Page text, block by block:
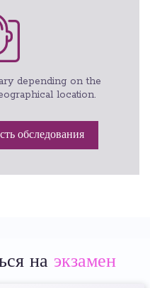
depending on the
location.
обследования
на экзамен